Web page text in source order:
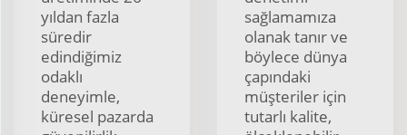
yıldan fazla
süredir
edindiğimiz
odaklı
deneyimle,
küresel pazarda
sağlamamıza
olanak tanır ve
böylece dünya
çapındaki
müşteriler için
tutarlı kalite,